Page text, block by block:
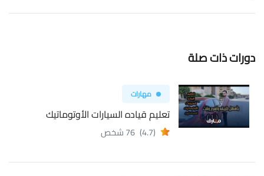
دورات ذات صلة
مهارات
تعليم قياده السيارات الأوتوماتيك
(4.7) 76 شخص